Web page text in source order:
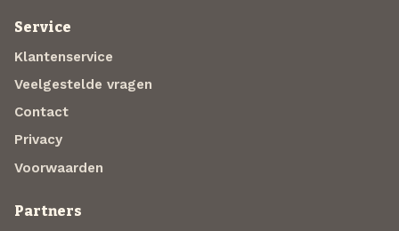
Service
Klantenservice
Veelgestelde vragen
Contact
Privacy
Voorwaarden
Partners